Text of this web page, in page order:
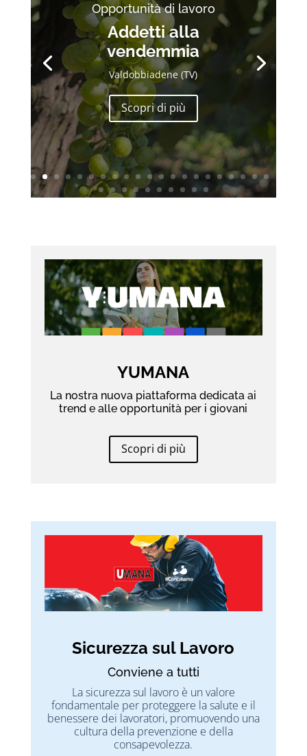
Opportunità di lavoro
Addetti alla
vendemmia
Valdobbiadene (TV)
Scopri di più
YUMANA
La nostra nuova piattaforma dedicata ai
trend e alle opportunità per i giovani
Scopri di più
Sicurezza sul Lavoro
Conviene a tutti
La sicurezza sul lavoro è un valore
fondamentale per proteggere la salute e il
benessere dei lavoratori, promuovendo una
cultura della prevenzione e della
consapevolezza.